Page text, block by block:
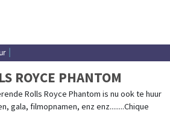
ROYCE PHANTOM
Rolls Royce Phantom is nu ook te huur
gala, filmopnamen, enz enz........Chique